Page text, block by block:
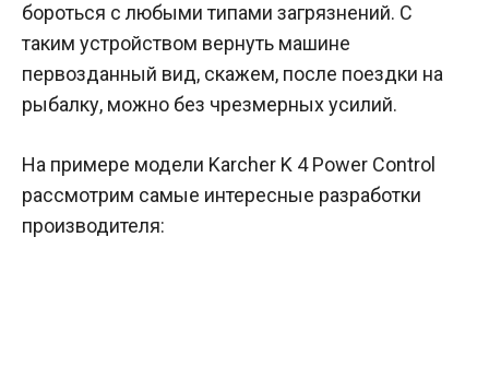
бороться с любыми типами загрязнений. С
таким устройством вернуть машине
первозданный вид, скажем, после поездки на
рыбалку, можно без чрезмерных усилий.
На примере модели Karcher K 4 Power Control
рассмотрим самые интересные разработки
производителя: